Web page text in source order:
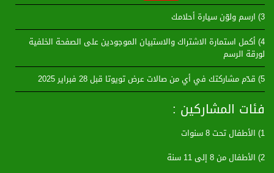
3) ارسم ولوّن سيارة أحلامك
4) أكمل استمارة الاشتراك والاستبيان الموجودين على الصفحة الخلفية
لورقة الرسم
5) قدّم مشاركتك في أي من صالات عرض تويوتا قبل 28 فبراير 2025
فئات المشاركين :
1) الأطفال تحت 8 سنوات
2) الأطفال من 8 إلى 11 سنة